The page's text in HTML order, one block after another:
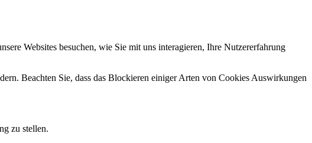
Websites besuchen, wie Sie mit uns interagieren, Ihre Nutzererfahrung
Beachten Sie, dass das Blockieren einiger Arten von Cookies Auswirkungen
zu stellen.